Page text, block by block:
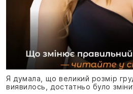
Я думала, що великий розмір
виявилось, достатньо було